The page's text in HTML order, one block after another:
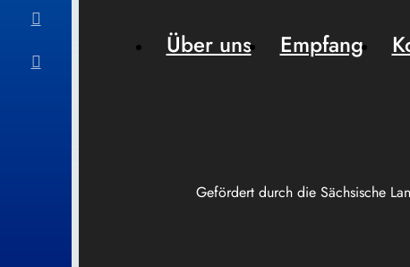
Gefördert durch die Sächsische
Über uns Empfang